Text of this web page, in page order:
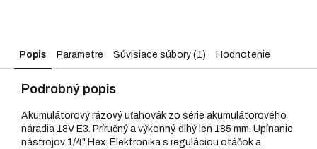
Popis Parametre Súvisiace súbory (1) Hodnotenie
Podrobný popis
Akumulátorový rázový uťahovák zo série akumulátorového
náradia 18V E3. Príručný a výkonný, dlhý len 185 mm. Upínanie
nástrojov 1/4" Hex. Elektronika s reguláciou otáčok a